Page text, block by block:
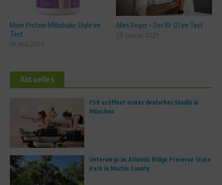
More Protein Milkshake Style im
Test
19. Mai 2026
Alles Roger – Der RF 01 im Test
29. Januar 2025
Aktuelles
FS8 eröffnet erstes deutsches Studio in
München
Unterwegs im Atlantic Ridge Preserve State
Park in Martin County